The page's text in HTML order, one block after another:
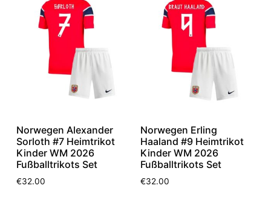
Norwegen Alexander
Sorloth #7 Heimtrikot
Kinder WM 2026
Fußballtrikots Set
€32.00
Norwegen Erling
Haaland #9 Heimtrikot
Kinder WM 2026
Fußballtrikots Set
€32.00